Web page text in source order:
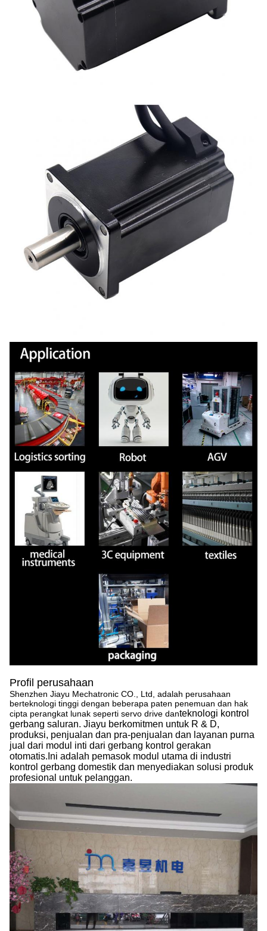
Profil perusahaan
Shenzhen Jiayu Mechatronic CO., Ltd, adalah perusahaan
berteknologi tinggi dengan beberapa paten penemuan dan hak
cipta perangkat lunak seperti servo drive danteknologi kontrol
gerbang saluran. Jiayu berkomitmen untuk R & D,
produksi, penjualan dan pra-penjualan dan layanan purna
jual dari modul inti dari gerbang kontrol gerakan
otomatis.Ini adalah pemasok modul utama di industri
kontrol gerbang domestik dan menyediakan solusi produk
profesional untuk pelanggan.